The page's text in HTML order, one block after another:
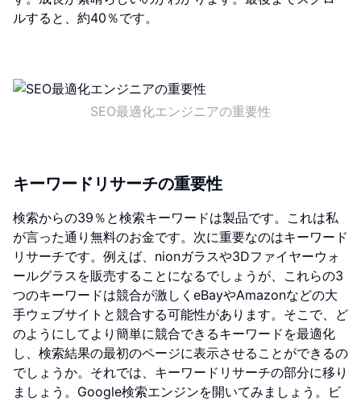
ルすると、約40％です。
SEO最適化エンジニアの重要性
キーワードリサーチの重要性
検索からの39％と検索キーワードは製品です。これは私
が言った通り無料のお金です。次に重要なのはキーワード
リサーチです。例えば、nionガラスや3Dファイヤーウォ
ールグラスを販売することになるでしょうが、これらの3
つのキーワードは競合が激しくeBayやAmazonなどの大
手ウェブサイトと競合する可能性があります。そこで、ど
のようにしてより簡単に競合できるキーワードを最適化
し、検索結果の最初のページに表示させることができるの
でしょうか。それでは、キーワードリサーチの部分に移り
ましょう。Google検索エンジンを開いてみましょう。ビ